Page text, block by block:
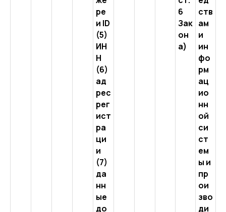
ре
и ID
(5)
ИН
Н
(6)
ад
рес
рег
ист
ра
ци
и
(7)
да
нн
ые
до
6
Зак
он
а)
ств
ам
и
ин
фо
рм
ац
ио
нн
ой
си
ст
ем
ы и
пр
ои
зво
ди